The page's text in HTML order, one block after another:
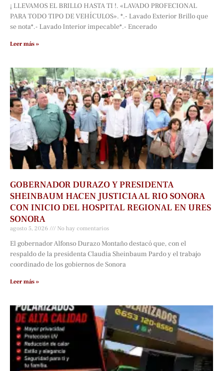
¡ LLEVAMOS EL BRILLO HASTA TI !. «LAVADO PROFECIONAL
PARA TODO TIPO DE VEHÍCULOS». *.- Lavado Exterior Brillo que
se nota*.- Lavado Interior impecable*.- Encerado
Leer más »
GOBERNADOR DURAZO Y PRESIDENTA
SHEINBAUM HACEN JUSTICIA AL RIO SONORA
CON INICIO DEL HOSPITAL REGIONAL EN URES
SONORA
agosto 5, 2026 No hay comentarios
El gobernador Alfonso Durazo Montaño destacó que, con el
respaldo de la presidenta Claudia Sheinbaum Pardo y el trabajo
coordinado de los gobiernos de Sonora
Leer más »